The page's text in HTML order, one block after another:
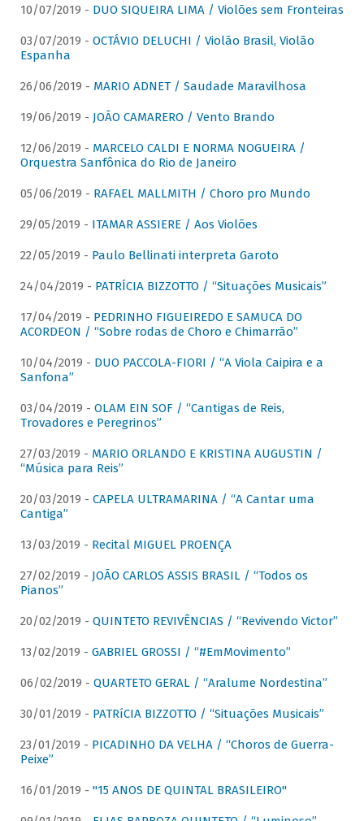
10/07/2019 - DUO SIQUEIRA LIMA / Violões sem Fronteiras
03/07/2019 - OCTÁVIO DELUCHI / Violão Brasil, Violão
Espanha
26/06/2019 - MARIO ADNET / Saudade Maravilhosa
19/06/2019 - JOÃO CAMARERO / Vento Brando
12/06/2019 - MARCELO CALDI E NORMA NOGUEIRA /
Orquestra Sanfônica do Rio de Janeiro
05/06/2019 - RAFAEL MALLMITH / Choro pro Mundo
29/05/2019 - ITAMAR ASSIERE / Aos Violões
22/05/2019 - Paulo Bellinati interpreta Garoto
24/04/2019 - PATRÍCIA BIZZOTTO / “Situações Musicais”
17/04/2019 - PEDRINHO FIGUEIREDO E SAMUCA DO
ACORDEON / “Sobre rodas de Choro e Chimarrão”
10/04/2019 - DUO PACCOLA-FIORI / “A Viola Caipira e a
Sanfona”
03/04/2019 - OLAM EIN SOF / “Cantigas de Reis,
Trovadores e Peregrinos”
27/03/2019 - MARIO ORLANDO E KRISTINA AUGUSTIN /
“Música para Reis”
20/03/2019 - CAPELA ULTRAMARINA / “A Cantar uma
Cantiga”
13/03/2019 - Recital MIGUEL PROENÇA
27/02/2019 - JOÃO CARLOS ASSIS BRASIL / “Todos os
Pianos”
20/02/2019 - QUINTETO REVIVÊNCIAS / “Revivendo Victor”
13/02/2019 - GABRIEL GROSSI / “#EmMovimento”
06/02/2019 - QUARTETO GERAL / “Aralume Nordestina”
30/01/2019 - PATRíCIA BIZZOTTO / “Situações Musicais”
23/01/2019 - PICADINHO DA VELHA / “Choros de Guerra-
Peixe”
16/01/2019 - "15 ANOS DE QUINTAL BRASILEIRO"